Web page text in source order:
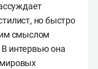
но быстро
смыслом
интервью она